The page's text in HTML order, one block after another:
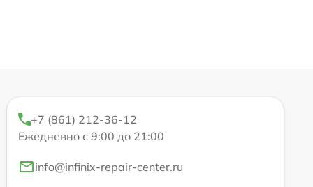
+7 (861) 212-36-12
Ежедневно с 9:00 до 21:00
info@infinix-repair-center.ru